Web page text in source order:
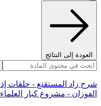
العودة إلى النتائج
الفوزان - مشروع كبار العلماء